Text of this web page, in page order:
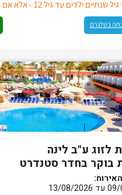
ילדים עד גיל 12 - אלא אם צויין אחרת.
לזוג ע"ב לינה
בוקר בחדר סטנדרט
2026